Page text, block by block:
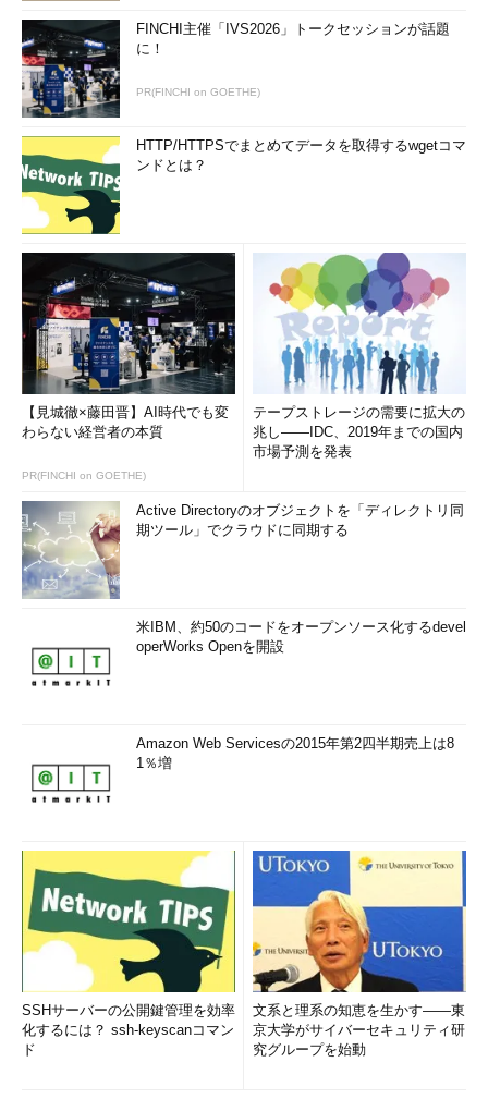
FINCHI主催「IVS2026」トークセッションが話題
に！
PR(FINCHI on GOETHE)
HTTP/HTTPSでまとめてデータを取得するwgetコマ
ンドとは？
【見城徹×藤田晋】AI時代でも変
わらない経営者の本質
PR(FINCHI on GOETHE)
テープストレージの需要に拡大の
兆し――IDC、2019年までの国内
市場予測を発表
Active Directoryのオブジェクトを「ディレクトリ同
期ツール」でクラウドに同期する
米IBM、約50のコードをオープンソース化するdevel
operWorks Openを開設
Amazon Web Servicesの2015年第2四半期売上は8
1％増
SSHサーバーの公開鍵管理を効率
化するには？ ssh-keyscanコマン
ド
文系と理系の知恵を生かす――東
京大学がサイバーセキュリティ研
究グループを始動